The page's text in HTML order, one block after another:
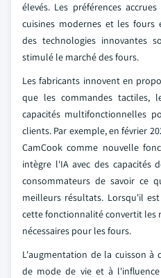
élevés. Les préférences
cuisines modernes et les fours
des technologies innovantes
stimulé le marché des fours.
Les fabricants innovent en
que les commandes tactiles,
capacités multifonctionnelles
clients. Par exemple, en février
CamCook comme nouvelle
intègre l'IA avec des capacités
consommateurs de savoir ce
meilleurs résultats. Lorsqu'il
cette fonctionnalité convertit les
nécessaires pour les fours.
L'augmentation de la cuisson à
de mode de vie et à